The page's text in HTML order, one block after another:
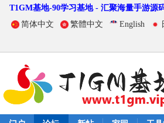
T1GM基地-90学习基地 - 汇聚海量手游源
简体中文
繁體中文 English